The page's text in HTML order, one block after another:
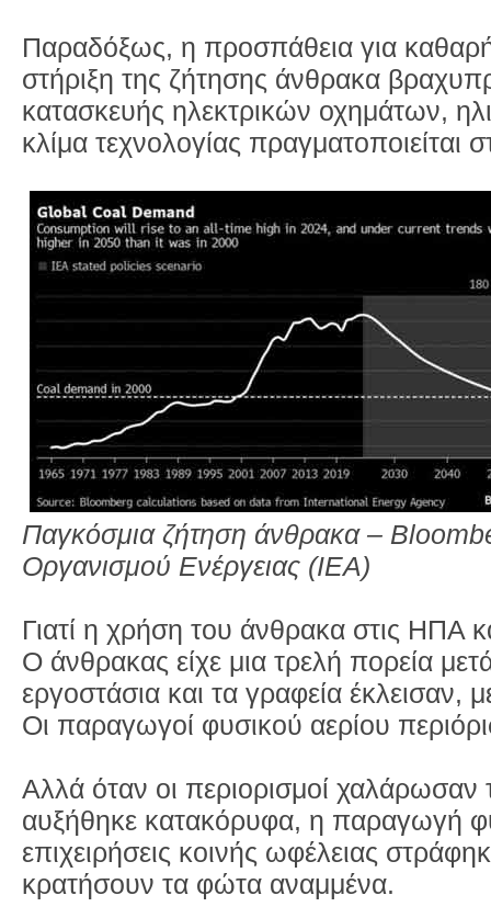
Παραδόξως, η προσπάθεια για
στήριξη της ζήτησης άνθρακα
κατασκευής ηλεκτρικών οχημάτων,
κλίμα τεχνολογίας πραγματοποιείται
Παγκόσμια ζήτηση άνθρακα –
Οργανισμού Ενέργειας (IEA)
Γιατί η χρήση του άνθρακα στις ΗΠΑ
Ο άνθρακας είχε μια τρελή πορεία
εργοστάσια και τα γραφεία έκλεισαν,
Οι παραγωγοί φυσικού αερίου
Αλλά όταν οι περιορισμοί χαλάρωσαν
αυξήθηκε κατακόρυφα, η παραγωγή
επιχειρήσεις κοινής ωφέλειας
κρατήσουν τα φώτα αναμμένα.